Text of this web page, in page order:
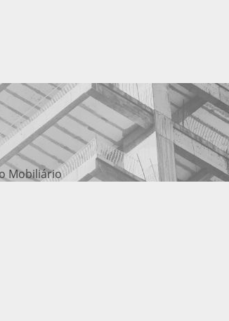
Mobiliário